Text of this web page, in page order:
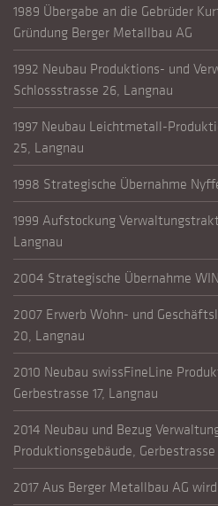
1989 Übergabe an die Gebrüder
Gründung Berger Metallbau AG
1992 Neubau Produktions- und
Schlossstrasse 26, Langnau
1997 Neubau Leichtmetall-
25, Langnau
1998 Strategische Übernahme
1999 Aufstockung
Langnau
2004 Strategische Übernahme
2007 Erwerb Wohn- und
20, Langnau
2010 Neubau swissFineLine
Gerbestrasse 17, Langnau
2014 Neubau und Bezug
Produktionsgebäude, Gerbestrasse
2017 Aus Berger Metallbau AG